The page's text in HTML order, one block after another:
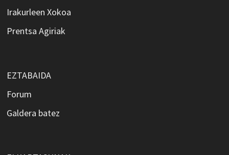
Irakurleen Xokoa
Prentsa Agiriak
EZTABAIDA
Forum
Galdera batez